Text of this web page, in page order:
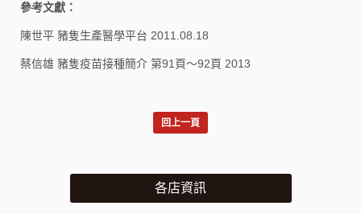
參考文獻：
陳世平 豬隻生產醫學平台 2011.08.18
蔡信雄 豬隻疫苗接種簡介 第91頁～92頁 2013
回上一頁
各店資訊